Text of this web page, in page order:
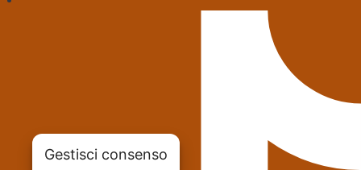
Gestisci consenso